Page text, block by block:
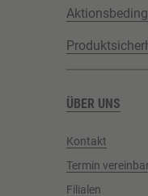
ÜBER UNS
Kontakt
Termin
Filialen